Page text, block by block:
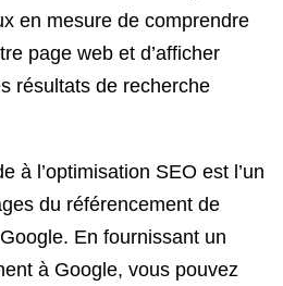
en mesure de comprendre
page web et d’afficher
résultats de recherche
à l’optimisation SEO est l’un
du référencement de
En fournissant un
à Google, vous pouvez